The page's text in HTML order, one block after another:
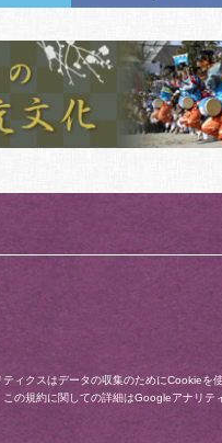
クスはデータの収集のためにCookie
の規約に関しての詳細はGoogleアナリテ